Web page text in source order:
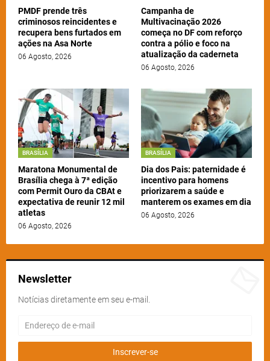
PMDF prende três
criminosos reincidentes e
recupera bens furtados em
ações na Asa Norte
06 Agosto, 2026
Campanha de
Multivacinação 2026
começa no DF com reforço
contra a pólio e foco na
atualização da caderneta
06 Agosto, 2026
BRASÍLIA
Maratona Monumental de
Brasília chega à 7ª edição
com Permit Ouro da CBAt e
expectativa de reunir 12 mil
atletas
06 Agosto, 2026
BRASÍLIA
Dia dos Pais: paternidade é
incentivo para homens
priorizarem a saúde e
manterem os exames em dia
06 Agosto, 2026
Newsletter
Notícias diretamente em seu e-mail.